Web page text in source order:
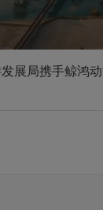
展局携手鲸鸿